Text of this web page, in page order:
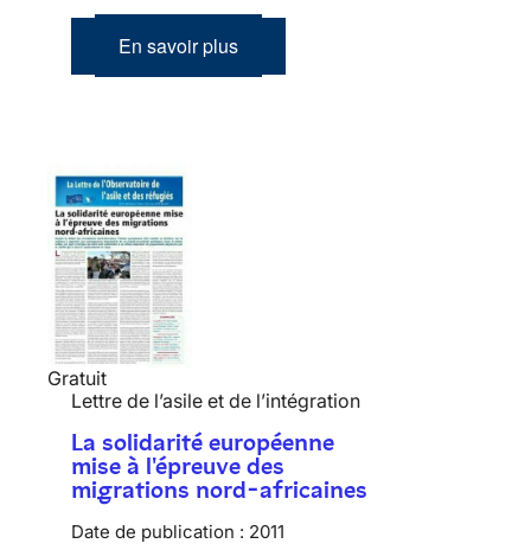
En savoir plus
Gratuit
Lettre de l’asile et de l’intégration
La solidarité européenne
mise à l'épreuve des
migrations nord-africaines
Date de publication : 2011